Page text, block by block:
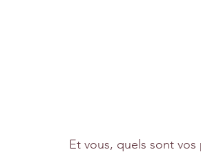
Et vous, quels sont